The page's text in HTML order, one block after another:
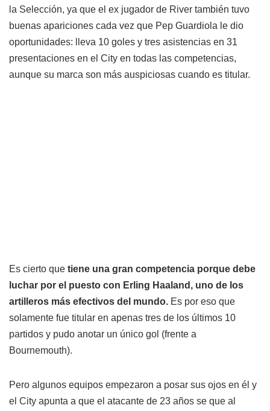
la Selección, ya que el ex jugador de River también tuvo
buenas apariciones cada vez que Pep Guardiola le dio
oportunidades: lleva 10 goles y tres asistencias en 31
presentaciones en el City en todas las competencias,
aunque su marca son más auspiciosas cuando es titular.
Es cierto que tiene una gran competencia porque debe
luchar por el puesto con Erling Haaland, uno de los
artilleros más efectivos del mundo. Es por eso que
solamente fue titular en apenas tres de los últimos 10
partidos y pudo anotar un único gol (frente a
Bournemouth).
Pero algunos equipos empezaron a posar sus ojos en él y
el City apunta a que el atacante de 23 años se que al